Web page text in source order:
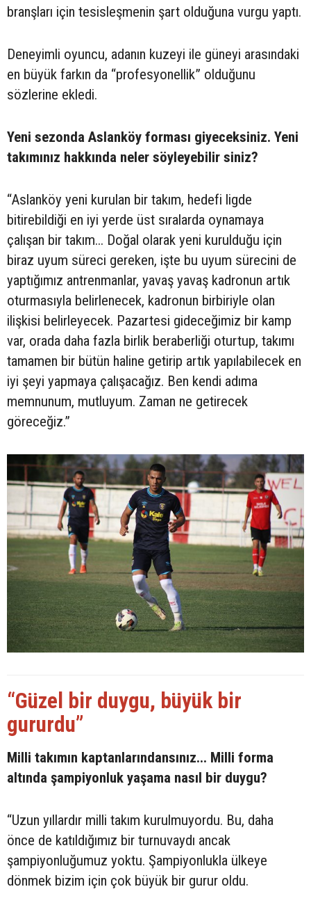
branşları için tesisleşmenin şart olduğuna vurgu yaptı.
Deneyimli oyuncu, adanın kuzeyi ile güneyi arasındaki
en büyük farkın da “profesyonellik” olduğunu
sözlerine ekledi.
Yeni sezonda Aslanköy forması giyeceksiniz. Yeni
takımınız hakkında neler söyleyebilir siniz?
“Aslanköy yeni kurulan bir takım, hedefi ligde
bitirebildiği en iyi yerde üst sıralarda oynamaya
çalışan bir takım... Doğal olarak yeni kurulduğu için
biraz uyum süreci gereken, işte bu uyum sürecini de
yaptığımız antrenmanlar, yavaş yavaş kadronun artık
oturmasıyla belirlenecek, kadronun birbiriyle olan
ilişkisi belirleyecek. Pazartesi gideceğimiz bir kamp
var, orada daha fazla birlik beraberliği oturtup, takımı
tamamen bir bütün haline getirip artık yapılabilecek en
iyi şeyi yapmaya çalışacağız. Ben kendi adıma
memnunum, mutluyum. Zaman ne getirecek
göreceğiz.”
“Güzel bir duygu, büyük bir
gururdu”
Milli takımın kaptanlarındansınız... Milli forma
altında şampiyonluk yaşama nasıl bir duygu?
“Uzun yıllardır milli takım kurulmuyordu. Bu, daha
önce de katıldığımız bir turnuvaydı ancak
şampiyonluğumuz yoktu. Şampiyonlukla ülkeye
dönmek bizim için çok büyük bir gurur oldu.